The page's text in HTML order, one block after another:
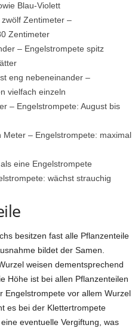
Blau-Violett
Zentimeter –
Zentimeter
– Engelstrompete spitz
eng nebeneinander –
vielfach einzeln
– Engelstrompete: August bis
– Engelstrompete: maximal
eine Engelstrompete
wächst strauchig
besitzen fast alle Pflanzenteile
bildet der Samen.
weisen dementsprechend
Höhe ist bei allen Pflanzenteilen
Engelstrompete vor allem Wurzel
es bei der Klettertrompete
eventuelle Vergiftung, was